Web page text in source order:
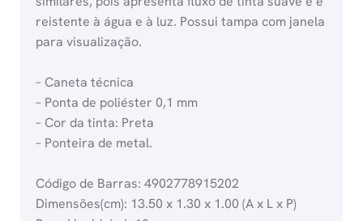
reistente à água e à luz. Possui tampa com janela
para visualização.
– Caneta técnica
– Ponta de poliéster 0,1 mm
– Cor da tinta: Preta
– Ponteira de metal.
Código de Barras: 4902778915202
Dimensões(cm): 13.50 x 1.30 x 1.00 (A x L x P)